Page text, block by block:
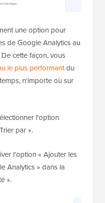
une option pour
de Google Analytics au
cette façon, vous
le plus performantdu
n'importe où sur
l'option
par ».
l'option « Ajouter les
Analytics » dans la
».